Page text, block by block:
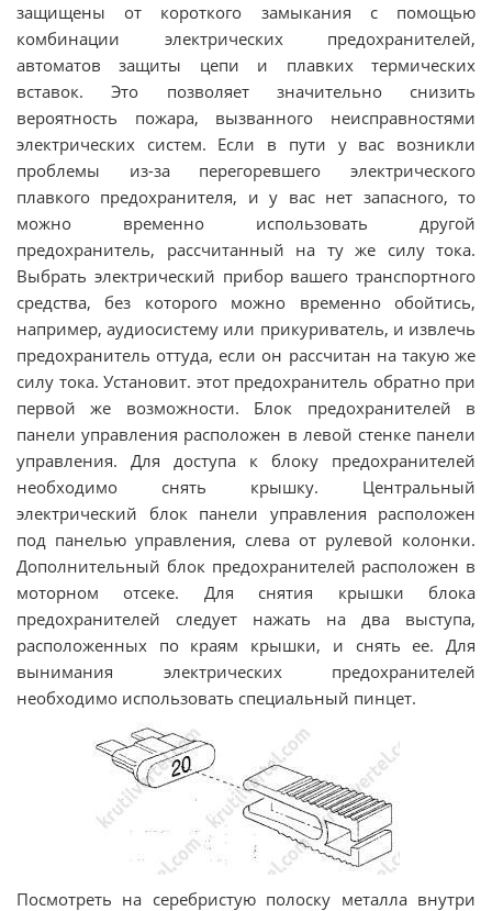
защищены от короткого замыкания с помощью
комбинации электрических предохранителей,
автоматов защиты цепи и плавких термических
вставок. Это позволяет значительно снизить
вероятность пожара, вызванного неисправностями
электрических систем. Если в пути у вас возникли
проблемы из-за перегоревшего электрического
плавкого предохранителя, и у вас нет запасного, то
можно временно использовать другой
предохранитель, рассчитанный на ту же силу тока.
Выбрать электрический прибор вашего транспортного
средства, без которого можно временно обойтись,
например, аудиосистему или прикуриватель, и извлечь
предохранитель оттуда, если он рассчитан на такую же
силу тока. Установит. этот предохранитель обратно при
первой же возможности. Блок предохранителей в
панели управления расположен в левой стенке панели
управления. Для доступа к блоку предохранителей
необходимо снять крышку. Центральный
электрический блок панели управления расположен
под панелью управления, слева от рулевой колонки.
Дополнительный блок предохранителей расположен в
моторном отсеке. Для снятия крышки блока
предохранителей следует нажать на два выступа,
расположенных по краям крышки, и снять ее. Для
вынимания электрических предохранителей
необходимо использовать специальный пинцет.
Посмотреть на серебристую полоску металла внутри